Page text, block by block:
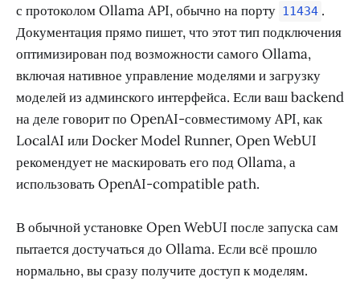
с протоколом Ollama API, обычно на порту 11434 .
Документация прямо пишет, что этот тип подключения
оптимизирован под возможности самого Ollama,
включая нативное управление моделями и загрузку
моделей из админского интерфейса. Если ваш backend
на деле говорит по OpenAI-совместимому API, как
LocalAI или Docker Model Runner, Open WebUI
рекомендует не маскировать его под Ollama, а
использовать OpenAI-compatible path.
В обычной установке Open WebUI после запуска сам
пытается достучаться до Ollama. Если всё прошло
нормально, вы сразу получите доступ к моделям.